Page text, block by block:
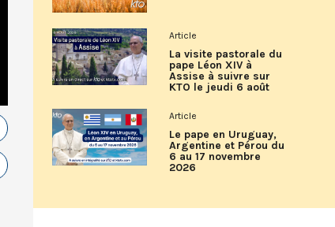
Article
La visite pastorale du
pape Léon XIV à
Assise à suivre sur
KTO le jeudi 6 août
Article
Le pape en Uruguay,
Argentine et Pérou du
6 au 17 novembre
2026